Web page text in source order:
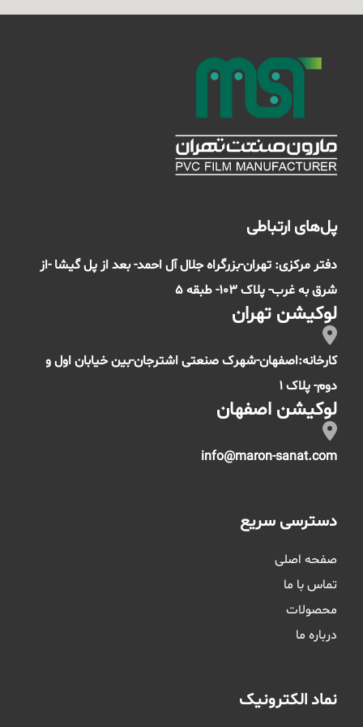
پل‌های ارتباطی
دفتر مرکزی: تهران-بزرگراه جلال آل احمد- بعد از پل گیشا -از
شرق به غرب- پلاک 103- طبقه 5
لوکیشن تهران
کارخانه:اصفهان-شهرک صنعتی اشترجان-بین خیابان اول و
دوم- پلاک 1
لوکیشن اصفهان
info@maron-sanat.com
دسترسی سریع
صفحه اصلی
تماس با ما
محصولات
درباره ما
نماد الکترونیک